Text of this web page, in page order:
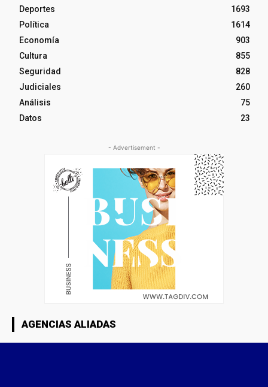
Deportes
1693
Política
1614
Economía
903
Cultura
855
Seguridad
828
Judiciales
260
Análisis
75
Datos
23
- Advertisement -
AGENCIAS ALIADAS